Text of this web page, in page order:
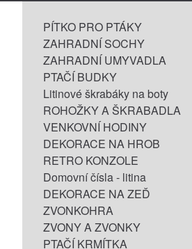
PÍTKO PRO PTÁKY
ZAHRADNÍ SOCHY
ZAHRADNÍ UMYVADLA
PTAČÍ BUDKY
Litinové škrabáky na boty
ROHOŽKY A ŠKRABADLA
VENKOVNÍ HODINY
DEKORACE NA HROB
RETRO KONZOLE
Domovní čísla - litina
DEKORACE NA ZEĎ
ZVONKOHRA
ZVONY A ZVONKY
PTAČÍ KRMÍTKA